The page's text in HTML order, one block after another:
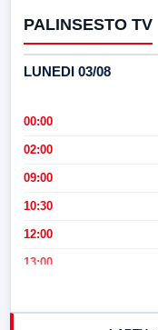
PALINSESTO TV
LUNEDI 03/08
00:00
02:00
09:00
10:30
12:00
13:00